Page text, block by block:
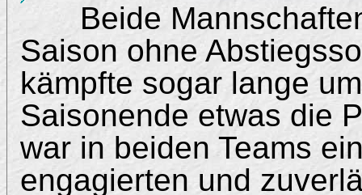
Beide
Saison ohne
kämpfte sogar lange
Saisonende etwas die
war in beiden Teams
engagierten und